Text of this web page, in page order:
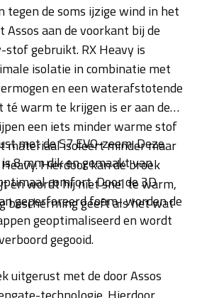
tegen de soms ijzige wind in het
aan de voorkant bij de
stof gebruikt. RX Heavy is
isolatie in combinatie met
en een waterafstotende
té warm te krijgen is er aan de
een iets minder warme stof
materiaal isoleert minder maar
Hierdoor kan de broek
en wordt hij niet snel te warm,
bescherming geeft als het wat
met de S7 EVO-zeem. Deze
8 mm dik en gemaakt van
comfort. Door de 3D
geperforeerd foam- worden de
geoptimaliseerd en wordt
gegooid.
uitgerust met de door Assos